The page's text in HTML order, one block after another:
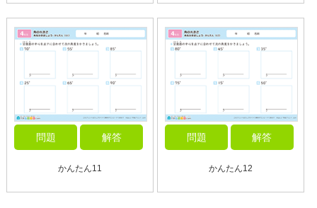
問題 解答
かんたん11
問題 解答
かんたん12